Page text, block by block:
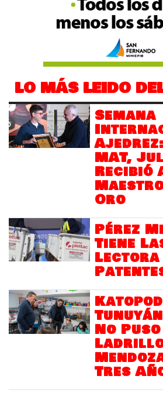
LO MÁS LEIDO
Semana
MAT,
Recibió
Oro
Pérez
Tiene
Lectora
No
Ladrillo
Tres